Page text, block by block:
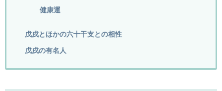
健康運
戊戌とほかの六十干支との相性
戊戌の有名人